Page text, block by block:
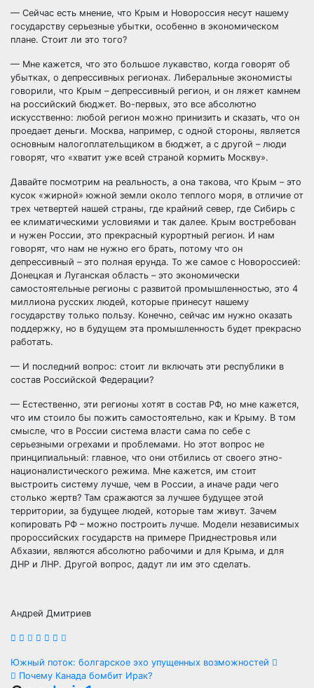
— Сейчас есть мнение, что Крым и Новороссия несут нашему
государству серьезные убытки, особенно в экономическом
плане. Стоит ли это того?
— Мне кажется, что это большое лукавство, когда говорят об
убытках, о депрессивных регионах. Либеральные экономисты
говорили, что Крым – депрессивный регион, и он ляжет камнем
на российский бюджет. Во-первых, это все абсолютно
искусственно: любой регион можно принизить и сказать, что он
проедает деньги. Москва, например, с одной стороны, является
основным налогоплательщиком в бюджет, а с другой – люди
говорят, что «хватит уже всей страной кормить Москву».
Давайте посмотрим на реальность, а она такова, что Крым – это
кусок «жирной» южной земли около теплого моря, в отличие от
трех четвертей нашей страны, где крайний север, где Сибирь с
ее климатическими условиями и так далее. Крым востребован
и нужен России, это прекрасный курортный регион. И нам
говорят, что нам не нужно его брать, потому что он
депрессивный – это полная ерунда. То же самое с Новороссией:
Донецкая и Луганская область – это экономически
самостоятельные регионы с развитой промышленностью, это 4
миллиона русских людей, которые принесут нашему
государству только пользу. Конечно, сейчас им нужно оказать
поддержку, но в будущем эта промышленность будет прекрасно
работать.
— И последний вопрос: стоит ли включать эти республики в
состав Российской Федерации?
— Естественно, эти регионы хотят в состав РФ, но мне кажется,
что им стоило бы пожить самостоятельно, как и Крыму. В том
смысле, что в России система власти сама по себе с
серьезными огрехами и проблемами. Но этот вопрос не
принципиальный: главное, что они отбились от своего этно-
националистического режима. Мне кажется, им стоит
выстроить систему лучше, чем в России, а иначе ради чего
столько жертв? Там сражаются за лучшее будущее этой
территории, за будущее людей, которые там живут. Зачем
копировать РФ – можно построить лучше. Модели независимых
пророссийских государств на примере Приднестровья или
Абхазии, являются абсолютно рабочими и для Крыма, и для
ДНР и ЛНР. Другой вопрос, дадут ли им это сделать.
Андрей Дмитриев
Навигация
Южный поток: болгарское эхо упущенных возможностей
Почему Канада бомбит Ирак?